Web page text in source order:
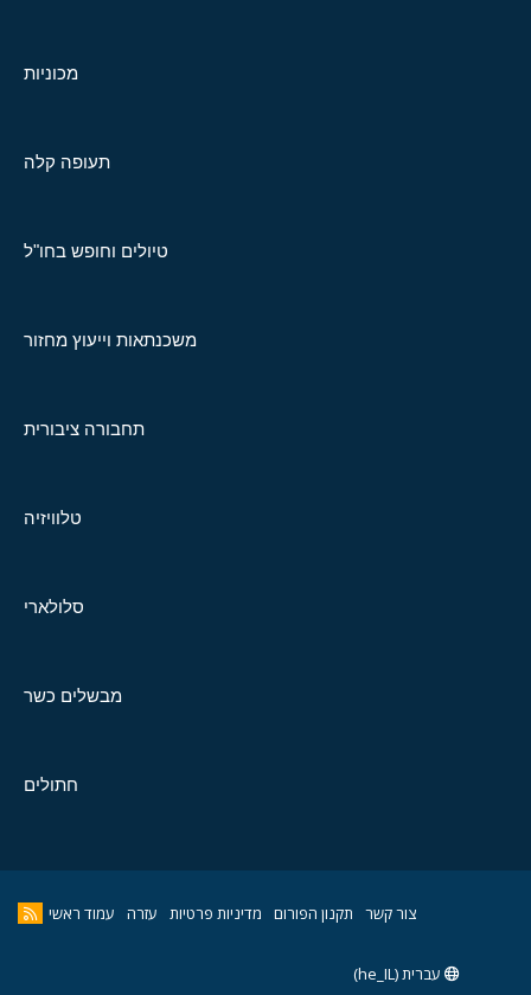
מכוניות
תעופה קלה
טיולים וחופש בחו"ל
משכנתאות וייעוץ מחזור
תחבורה ציבורית
טלוויזיה
סלולארי
מבשלים כשר
חתולים
צור קשר תקנון הפורום מדיניות פרטיות עזרה עמוד ראשי
עברית (he_IL)